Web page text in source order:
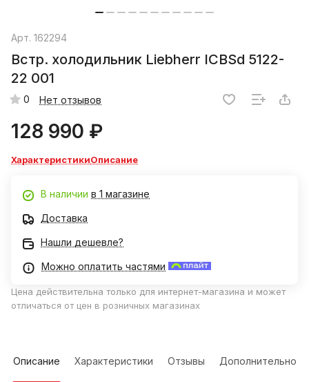
Арт. 162294
Встр. холодильник Liebherr ICBSd 5122-
22 001
0 Нет отзывов
128 990 ₽
ХарактеристикиОписание
В наличии в 1 магазине
Доставка
Нашли дешевле?
Можно оплатить частями
Цена действительна только для интернет-магазина и может
отличаться от цен в розничных магазинах
Описание Характеристики Отзывы Дополнительно